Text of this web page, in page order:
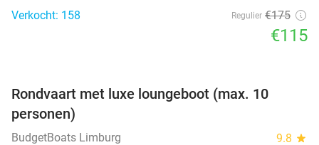
Verkocht: 158
Regulier €175
€115
Rondvaart met luxe loungeboot (max. 10
personen)
BudgetBoats Limburg 9.8 star